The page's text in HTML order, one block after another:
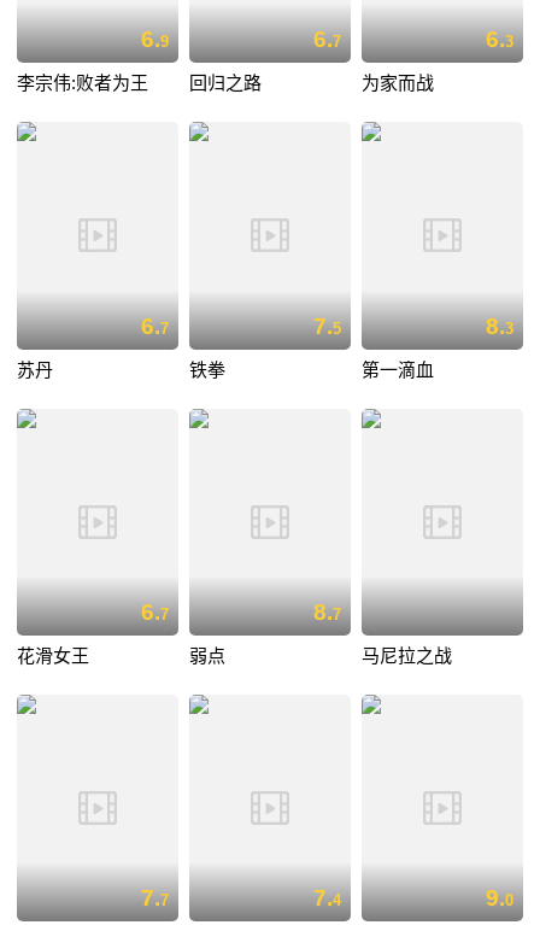
6.9
李宗伟:败者为王
6.7
回归之路
6.3
为家而战
6.7
苏丹
7.5
铁拳
8.3
第一滴血
6.7
花滑女王
8.7
弱点 马尼拉之战
7.7 7.4 9.0